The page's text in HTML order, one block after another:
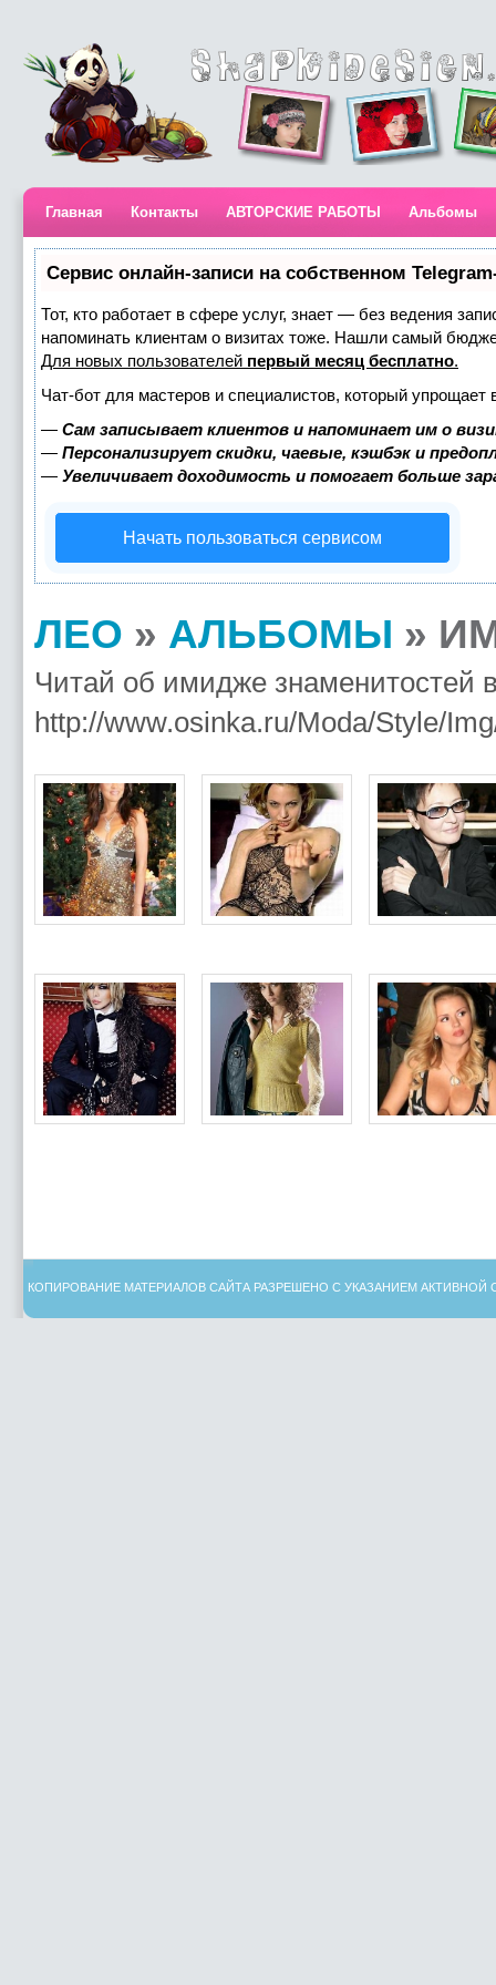
Главная Контакты АВТОРСКИЕ РАБОТЫ Альбомы
Сервис онлайн-записи на собственном
Тот, кто работает в сфере услуг, знает — без ведения
напоминать клиентам о визитах тоже. Нашли самый
Для новых пользователей первый месяц бесплатно.
Чат-бот для мастеров и специалистов, который упрощает
— Сам записывает клиентов и напоминает им о
— Персонализирует скидки, чаевые, кэшбэк и
— Увеличивает доходимость и помогает больше
Начать пользоваться сервисом
ЛЕО » АЛЬБОМЫ »
Читай об имидже
http://www.osinka.ru/Moda/Style/
КОПИРОВАНИЕ МАТЕРИАЛОВ САЙТА РАЗРЕШЕНО С УКАЗАНИЕМ АКТИВНОЙ